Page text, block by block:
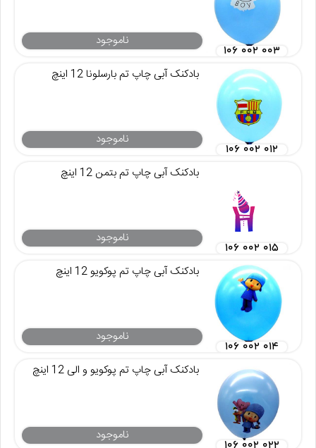
ناموجود
۱۰۶ ۰۰۲ ۰۰۳
بادکنک آبی چاپ تم بارسلونا 12 اینچ
ناموجود
۱۰۶ ۰۰۲ ۰۱۲
بادکنک آبی چاپ تم بتمن 12 اینچ
ناموجود
۱۰۶ ۰۰۲ ۰۱۵
بادکنک آبی چاپ تم پوکویو 12 اینچ
ناموجود
۱۰۶ ۰۰۲ ۰۱۴
بادکنک آبی چاپ تم پوکویو و الی 12 اینچ
ناموجود